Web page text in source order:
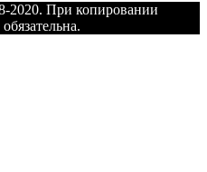
2020. При копировании